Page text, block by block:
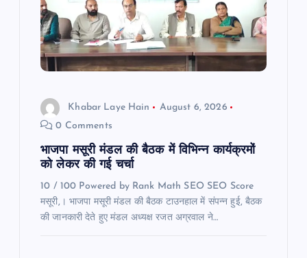
Khabar Laye Hain
August 6, 2026
0 Comments
भाजपा मसूरी मंडल की बैठक में विभिन्न कार्यक्रमों
को लेकर की गई चर्चा
10 / 100 Powered by Rank Math SEO SEO Score
मसूरी,। भाजपा मसूरी मंडल की बैठक टाउनहाल में संपन्न हुई, बैठक
की जानकारी देते हुए मंडल अध्यक्ष रजत अग्रवाल ने…